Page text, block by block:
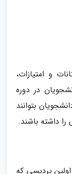
و امتیازات،
در دوره
بتوانند
داشته باشند.
پردیسی که